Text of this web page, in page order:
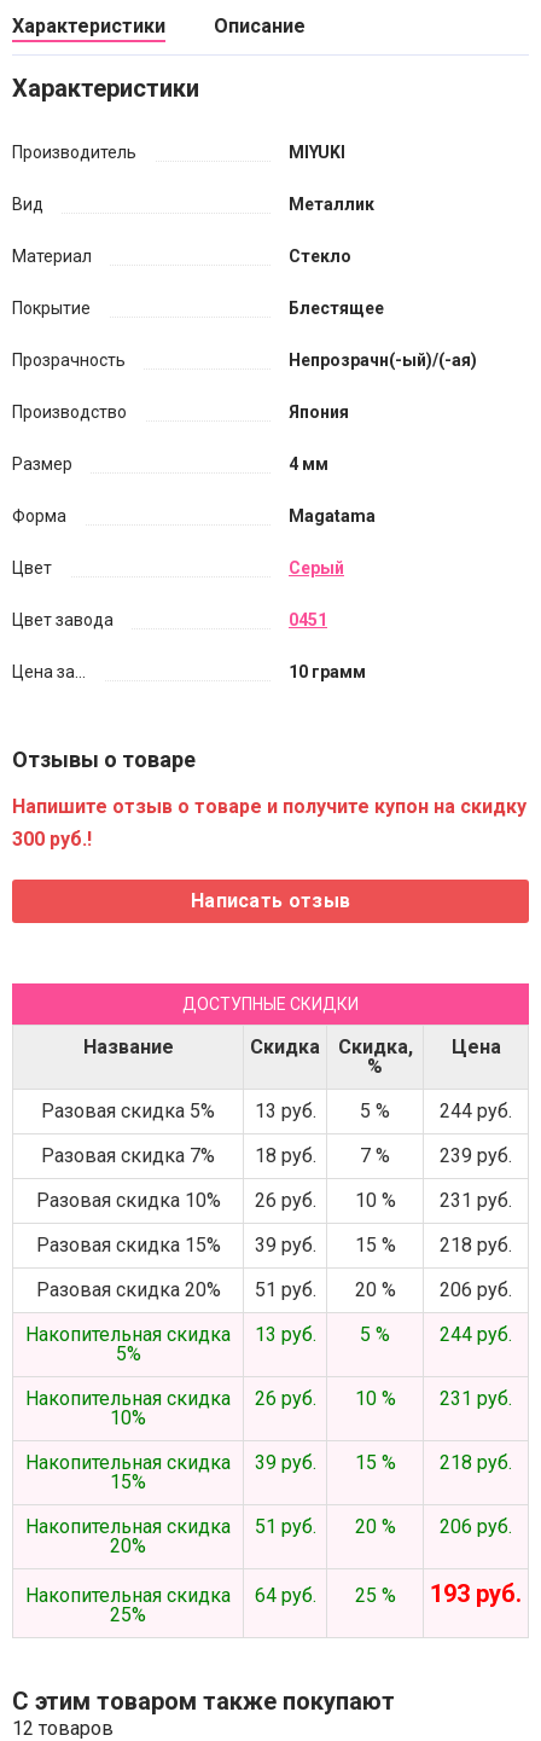
Характеристики Описание
Характеристики
Производитель MIYUKI
Вид Металлик
Материал Стекло
Покрытие Блестящее
Прозрачность Непрозрачн(-ый)/(-ая)
Производство Япония
Размер 4 мм
Форма Magatama
Цвет Серый
Цвет завода 0451
Цена за... 10 грамм
Отзывы о товаре
Напишите отзыв о товаре и получите купон на скидку
300 руб.!
ДОСТУПНЫЕ СКИДКИ
Название Скидка
Скидка,
%
Цена
Разовая скидка 5% 13 руб. 5 %
244 руб.
Разовая скидка 7%
18 руб. 7 %
239 руб.
Разовая скидка 10%
26 руб. 10 %
231 руб.
Разовая скидка 15%
39 руб. 15 %
218 руб.
Разовая скидка 20%
51 руб. 20 %
206 руб.
Накопительная скидка
5%
13 руб. 5 % 244 руб.
Накопительная скидка
10%
26 руб. 10 % 231 руб.
Накопительная скидка
15%
39 руб. 15 % 218 руб.
Накопительная скидка
20%
51 руб. 20 % 206 руб.
Накопительная скидка
25%
64 руб. 25 % 193 руб.
С этим товаром также покупают
12 товаров